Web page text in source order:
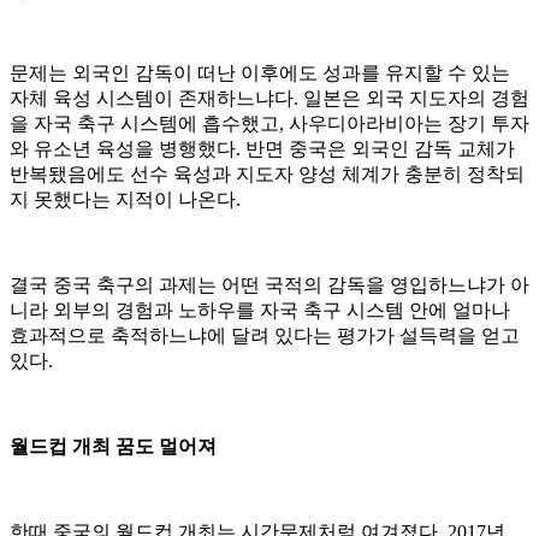
문제는 외국인 감독이 떠난 이후에도 성과를 유지할 수 있는
자체 육성 시스템이 존재하느냐다. 일본은 외국 지도자의 경험
을 자국 축구 시스템에 흡수했고, 사우디아라비아는 장기 투자
와 유소년 육성을 병행했다. 반면 중국은 외국인 감독 교체가
반복됐음에도 선수 육성과 지도자 양성 체계가 충분히 정착되
지 못했다는 지적이 나온다.
결국 중국 축구의 과제는 어떤 국적의 감독을 영입하느냐가 아
니라 외부의 경험과 노하우를 자국 축구 시스템 안에 얼마나
효과적으로 축적하느냐에 달려 있다는 평가가 설득력을 얻고
있다.
월드컵 개최 꿈도 멀어져